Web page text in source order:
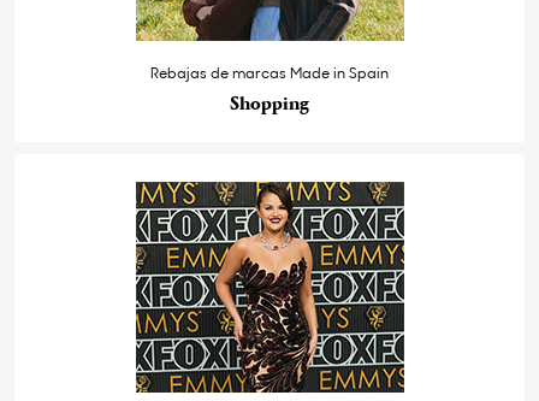
Rebajas de marcas Made in Spain
Shopping